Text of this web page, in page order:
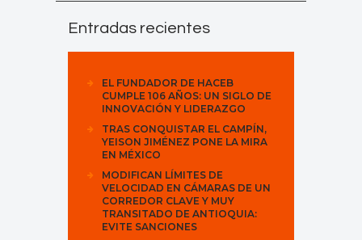
Entradas recientes
EL FUNDADOR DE HACEB
CUMPLE 106 AÑOS: UN SIGLO DE
INNOVACIÓN Y LIDERAZGO
TRAS CONQUISTAR EL CAMPÍN,
YEISON JIMÉNEZ PONE LA MIRA
EN MÉXICO
MODIFICAN LÍMITES DE
VELOCIDAD EN CÁMARAS DE UN
CORREDOR CLAVE Y MUY
TRANSITADO DE ANTIOQUIA:
EVITE SANCIONES